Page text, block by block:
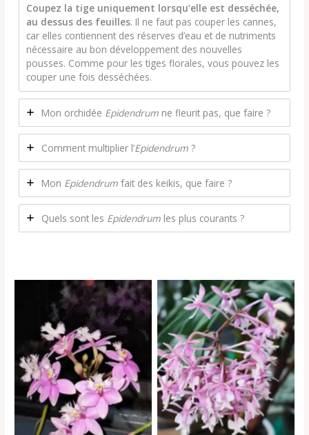
Coupez la tige uniquement lorsqu’elle est desséchée,
au dessus des feuilles. Il ne faut pas couper les cannes,
car elles contiennent des réserves d’eau et de nutriments
nécessaire au bon développement des nouvelles
pousses. Comme pour les tiges florales, vous pouvez les
couper une fois desséchées.
Mon orchidée Epidendrum ne fleurit pas, que faire ?
Comment multiplier l’Epidendrum ?
Mon Epidendrum fait des keikis, que faire ?
Quels sont les Epidendrum les plus courants ?
Epidendrum Ballerina rose Epidendrum Anika Hassinger